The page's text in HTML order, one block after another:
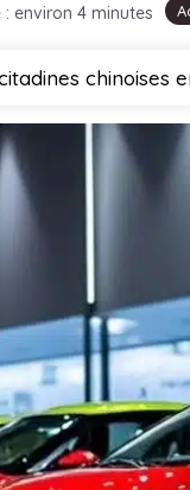
environ 4 minutes
chinoises